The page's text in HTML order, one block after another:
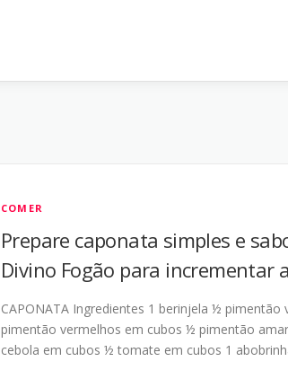
COMER
Prepare caponata simples e
Divino Fogão para incrementar
CAPONATA Ingredientes 1 berinjela ½ pimentão
pimentão vermelhos em cubos ½ pimentão
cebola em cubos ½ tomate em cubos 1